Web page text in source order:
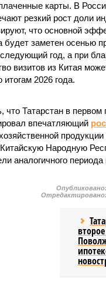
карты. В
резкий рост доли
что основной
будет заметен осенью
год, а при
визитов из Китая
итогам 2026 года.
Татарстан в первом
впечатляющий
продукции
Народную
аналогичного
Опубликовано:
Отредактировано: